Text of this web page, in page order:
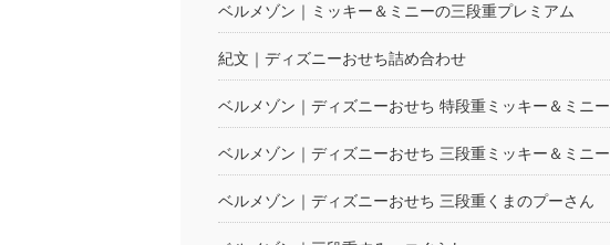
ベルメゾン｜ミッキー＆ミニーの三段重プレミアム
紀文｜ディズニーおせち詰め合わせ
ベルメゾン｜ディズニーおせち 特段重ミッキー＆ミニー
ベルメゾン｜ディズニーおせち 三段重ミッキー＆ミニー
ベルメゾン｜ディズニーおせち 三段重くまのプーさん